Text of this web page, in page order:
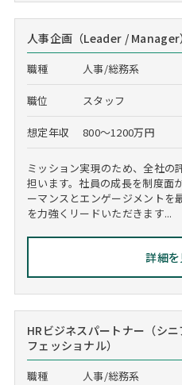
人事企画（Leader / Manager
職種 人事/総務系
職位 スタッフ
想定年収 800～1200万円
ミッション実現のため、全社の
担います。社員の成長を制度面
ーマンスとエンゲージメントを
を力強くリードいただきます...
詳細を
HRビジネスパートナー（シ
フェッショナル）
職種 人事/総務系